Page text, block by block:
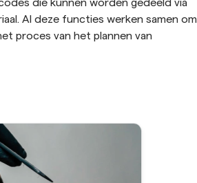
die kunnen worden gedeeld via
Al deze functies werken samen om
proces van het plannen van